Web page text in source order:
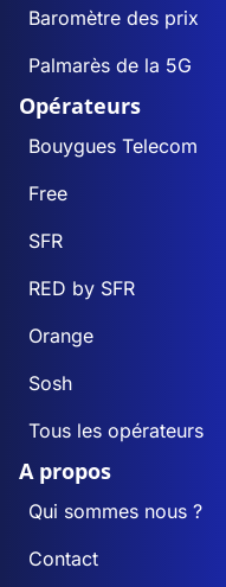
Baromètre des prix
Palmarès de la 5G
Opérateurs
Bouygues Telecom
Free
SFR
RED by SFR
Orange
Sosh
Tous les opérateurs
A propos
Qui sommes nous ?
Contact